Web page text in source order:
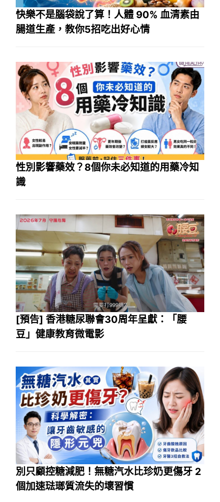
快樂不是腦袋說了算！人體 90% 血清素由
腸道生產，教你5招吃出好心情
性別影響藥效？8個你未必知道的用藥冷知
識
[預告] 香港糖尿聯會30周年呈獻：「腰
豆」健康教育微電影
別只顧控糖減肥！無糖汽水比珍奶更傷牙 2
個加速琺瑯質流失的壞習慣